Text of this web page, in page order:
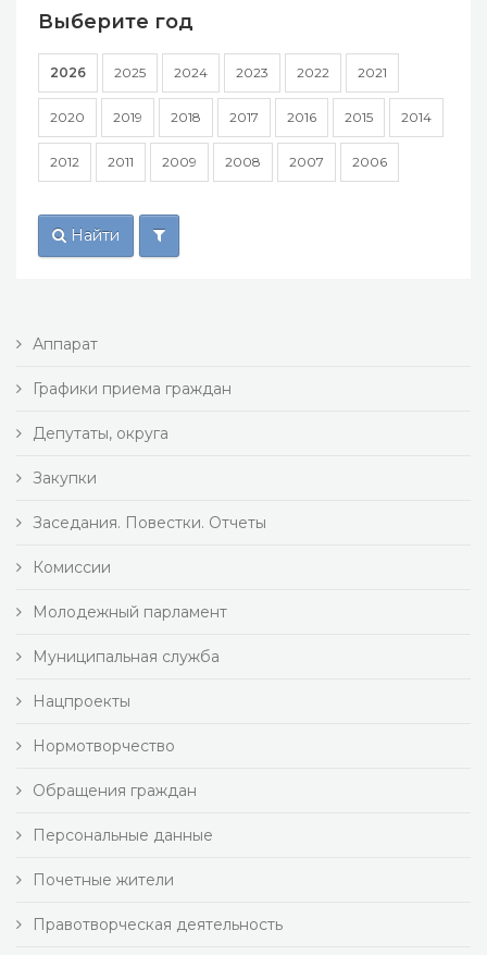
Выберите год
2026 2025 2024 2023 2022 2021
2020 2019 2018 2017 2016 2015 2014
2012 2011 2009 2008 2007 2006
Найти
Аппарат
Графики приема граждан
Депутаты, округа
Закупки
Заседания. Повестки. Отчеты
Комиссии
Молодежный парламент
Муниципальная служба
Нацпроекты
Нормотворчество
Обращения граждан
Персональные данные
Почетные жители
Правотворческая деятельность